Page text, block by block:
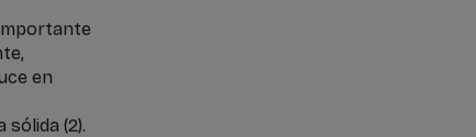
en
(2).